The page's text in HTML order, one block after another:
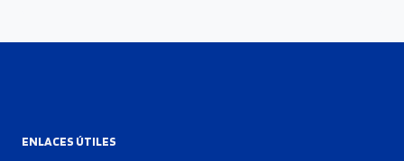
ENLACES ÚTILES